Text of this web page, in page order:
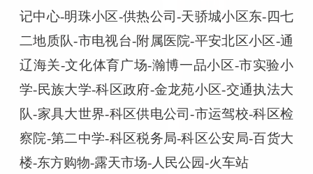
记中心-明珠小区-供热公司-天骄城小区东-四七
二地质队-市电视台-附属医院-平安北区小区-通
辽海关-文化体育广场-瀚博一品小区-市实验小
学-民族大学-科区政府-金龙苑小区-交通执法大
队-家具大世界-科区供电公司-市运驾校-科区检
察院-第二中学-科区税务局-科区公安局-百货大
楼-东方购物-露天市场-人民公园-火车站